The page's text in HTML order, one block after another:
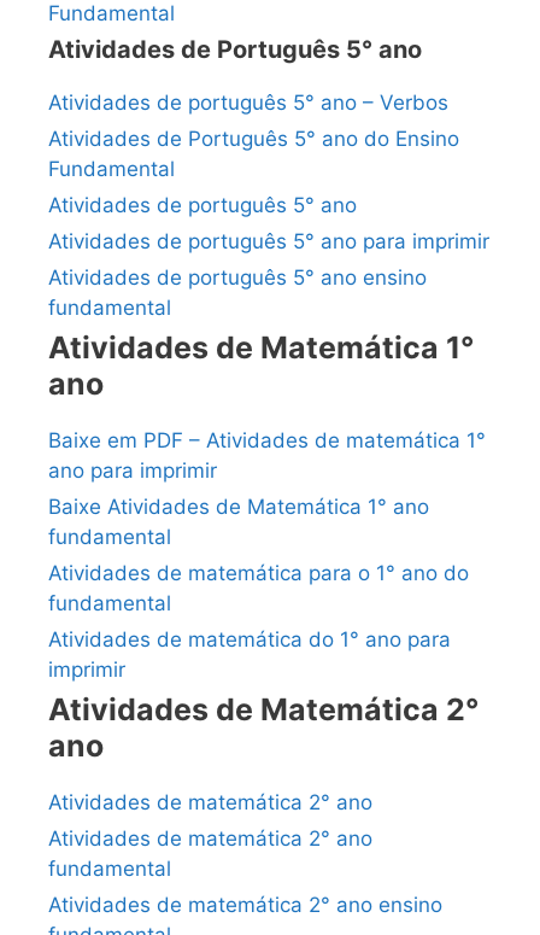
Fundamental
Atividades de Português 5° ano
Atividades de português 5° ano – Verbos
Atividades de Português 5° ano do Ensino
Fundamental
Atividades de português 5° ano
Atividades de português 5° ano para imprimir
Atividades de português 5° ano ensino
fundamental
Atividades de Matemática 1°
ano
Baixe em PDF – Atividades de matemática 1°
ano para imprimir
Baixe Atividades de Matemática 1° ano
fundamental
Atividades de matemática para o 1° ano do
fundamental
Atividades de matemática do 1° ano para
imprimir
Atividades de Matemática 2°
ano
Atividades de matemática 2° ano
Atividades de matemática 2° ano
fundamental
Atividades de matemática 2° ano ensino